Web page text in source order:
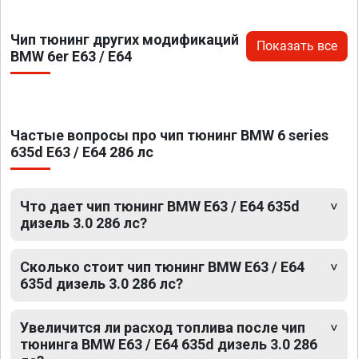
Чип тюнинг других модификаций
BMW 6er E63 / E64
Показать все
Частые вопросы про чип тюнинг BMW 6 series
635d E63 / E64 286 лс
Что дает чип тюнинг BMW E63 / E64 635d
дизель 3.0 286 лс?
Сколько стоит чип тюнинг BMW E63 / E64
635d дизель 3.0 286 лс?
Увеличится ли расход топлива после чип
тюнинга BMW E63 / E64 635d дизель 3.0 286